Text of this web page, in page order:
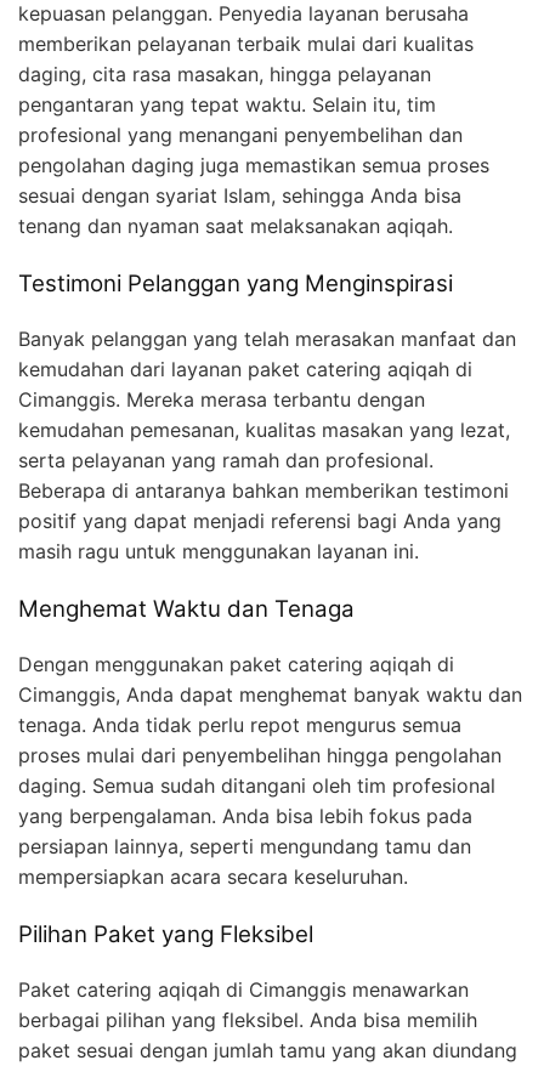
kepuasan pelanggan. Penyedia layanan berusaha
memberikan pelayanan terbaik mulai dari kualitas
daging, cita rasa masakan, hingga pelayanan
pengantaran yang tepat waktu. Selain itu, tim
profesional yang menangani penyembelihan dan
pengolahan daging juga memastikan semua proses
sesuai dengan syariat Islam, sehingga Anda bisa
tenang dan nyaman saat melaksanakan aqiqah.
Testimoni Pelanggan yang Menginspirasi
Banyak pelanggan yang telah merasakan manfaat dan
kemudahan dari layanan paket catering aqiqah di
Cimanggis. Mereka merasa terbantu dengan
kemudahan pemesanan, kualitas masakan yang lezat,
serta pelayanan yang ramah dan profesional.
Beberapa di antaranya bahkan memberikan testimoni
positif yang dapat menjadi referensi bagi Anda yang
masih ragu untuk menggunakan layanan ini.
Menghemat Waktu dan Tenaga
Dengan menggunakan paket catering aqiqah di
Cimanggis, Anda dapat menghemat banyak waktu dan
tenaga. Anda tidak perlu repot mengurus semua
proses mulai dari penyembelihan hingga pengolahan
daging. Semua sudah ditangani oleh tim profesional
yang berpengalaman. Anda bisa lebih fokus pada
persiapan lainnya, seperti mengundang tamu dan
mempersiapkan acara secara keseluruhan.
Pilihan Paket yang Fleksibel
Paket catering aqiqah di Cimanggis menawarkan
berbagai pilihan yang fleksibel. Anda bisa memilih
paket sesuai dengan jumlah tamu yang akan diundang